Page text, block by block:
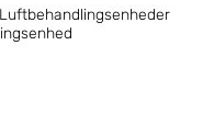
Luftbehandlingsenheder